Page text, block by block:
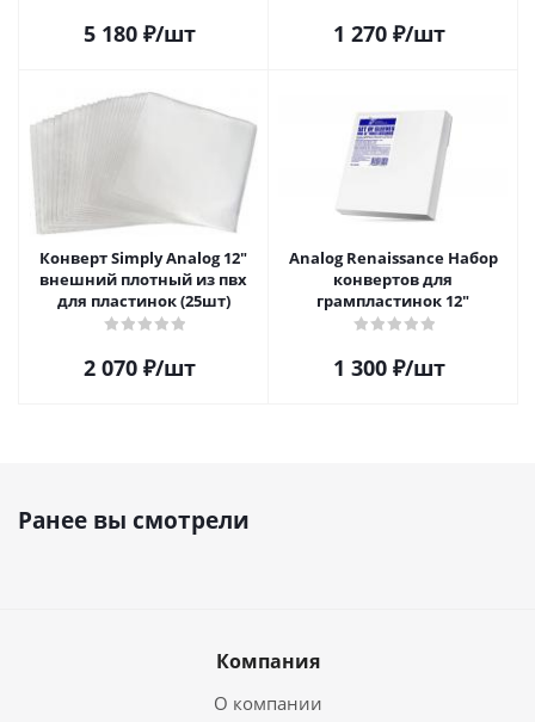
5 180₽/шт 1 270₽/шт
Конверт Simply Analog 12"
внешний плотный из пвх
для пластинок (25шт)
2 070₽/шт
Analog Renaissance Набор
конвертов для
грампластинок 12"
1 300₽/шт
Ранее вы смотрели
Компания
О компании